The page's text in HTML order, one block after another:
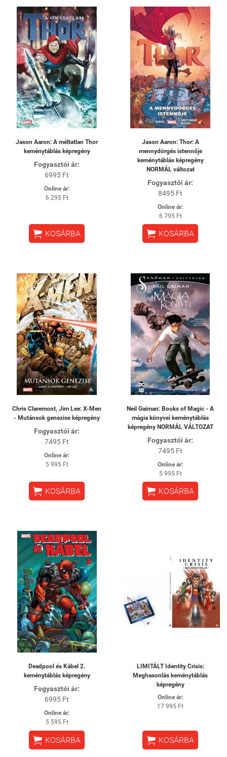
Jason Aaron: A méltatlan Thor
keménytáblás képregény
Fogyasztói ár:
6995 Ft
Online ár:
6 295 Ft
 KOSÁRBA
Jason Aaron: Thor: A
mennydörgés istennője
keménytáblás képregény
NORMÁL változat
Fogyasztói ár:
8495 Ft
Online ár:
6 795 Ft
 KOSÁRBA
Chris Claremont, Jim Lee: X-Men
- Mutánsok genezise képregény
Fogyasztói ár:
7495 Ft
Online ár:
5 995 Ft
 KOSÁRBA
Neil Gaiman: Books of Magic - A
mágia könyvei keménytáblás
képregény NORMÁL VÁLTOZAT
Fogyasztói ár:
7495 Ft
Online ár:
5 995 Ft
 KOSÁRBA
Deadpool és Kábel 2.
keménytáblás képregény
Fogyasztói ár:
6995 Ft
Online ár:
5 595 Ft
 KOSÁRBA
LIMITÁLT Identity Crisis:
Meghasonlás keménytáblás
képregény
Online ár:
17 995 Ft
 KOSÁRBA